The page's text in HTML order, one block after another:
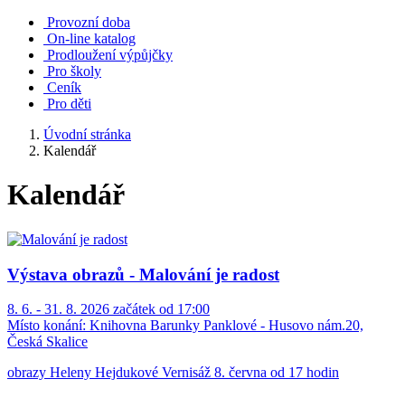
Provozní doba
On-line katalog
Prodloužení výpůjčky
Pro školy
Ceník
Pro děti
Úvodní stránka
Kalendář
Kalendář
Výstava obrazů - Malování je radost
8. 6. - 31. 8. 2026 začátek od 17:00
Místo konání: Knihovna Barunky Panklové - Husovo nám.20,
Česká Skalice
obrazy Heleny Hejdukové Vernisáž 8. června od 17 hodin